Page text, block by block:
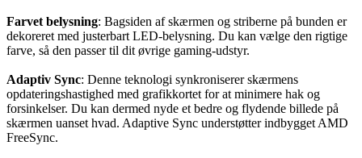
Farvet belysning: Bagsiden af skærmen og striberne på bunden er
dekoreret med justerbart LED-belysning. Du kan vælge den rigtige
farve, så den passer til dit øvrige gaming-udstyr.
Adaptiv Sync: Denne teknologi synkroniserer skærmens
opdateringshastighed med grafikkortet for at minimere hak og
forsinkelser. Du kan dermed nyde et bedre og flydende billede på
skærmen uanset hvad. Adaptive Sync understøtter indbygget AMD
FreeSync.